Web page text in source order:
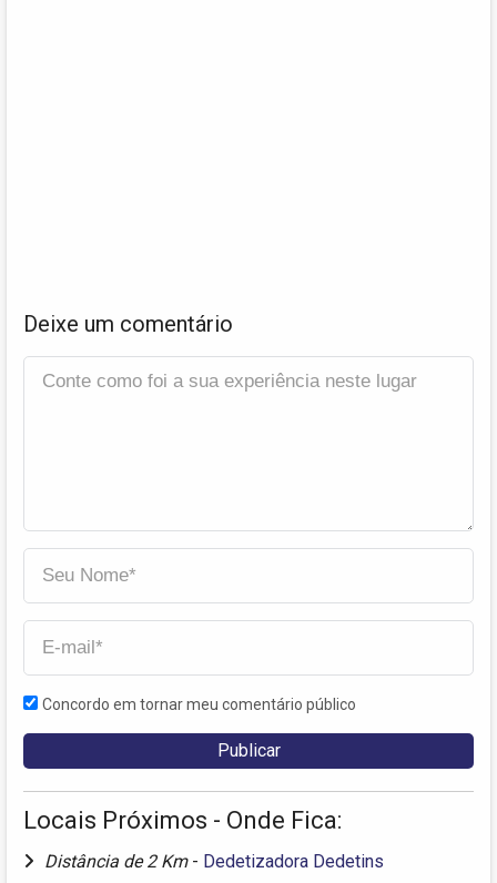
Deixe um comentário
Concordo em tornar meu comentário público
Locais Próximos - Onde Fica:
Distância de 2 Km - Dedetizadora Dedetins